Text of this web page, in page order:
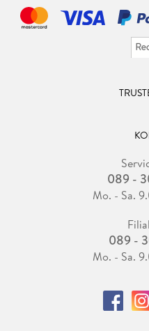
089 -
Mo. - Sa.
089 -
Mo. - Sa.